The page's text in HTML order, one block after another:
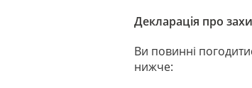
Декларація про
Ви повинні
нижче: